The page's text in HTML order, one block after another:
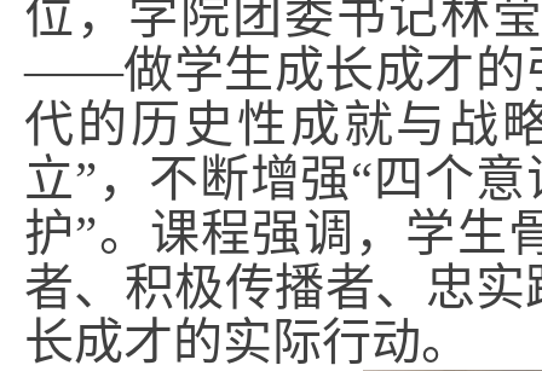
位，学院团委书记林
——做学生成长成才的
代的历史性成就与战
立”，不断增强“四个
护”。课程强调，学生
者、积极传播者、忠
长成才的实际行动。